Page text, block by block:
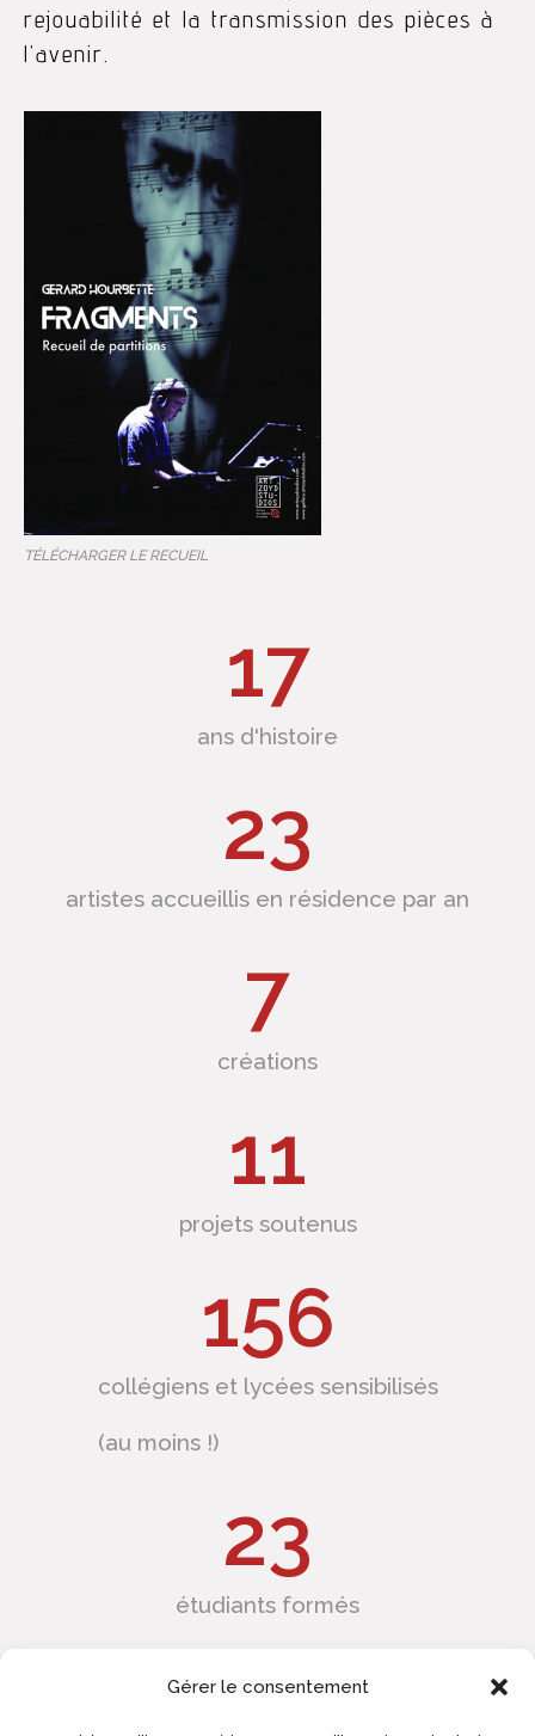
Gérer le consentement
rejouabilité et la transmission des pièces à
l’avenir.
TÉLÉCHARGER LE RECUEIL
ans d'histoire
19
artistes accueillis en résidence par an
26
créations
8
projets soutenus
13
collégiens et lycées sensibilisés
(au moins !)
177
étudiants formés
26